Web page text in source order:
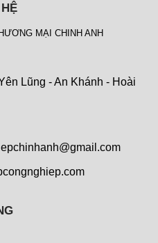
MẠI CHINH ANH
Lũng - An Khánh - Hoài